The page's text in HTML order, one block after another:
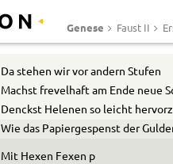
Genese Faust II
Da stehen wir vor andern Stufen
Machst frevelhaft am Ende neue
Denckst Helenen so leicht
Wie das Papiergespenst der
Mit Hexen Fexen p